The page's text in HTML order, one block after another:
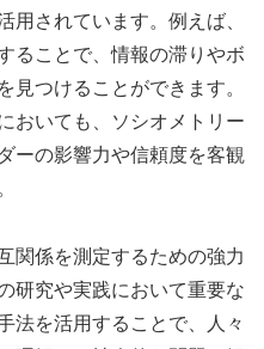
用されています。例えば、
ることで、情報の滞りやボ
見つけることができます。
おいても、ソシオメトリー
ーの影響力や信頼度を客観
関係を測定するための強力
研究や実践において重要な
法を活用することで、人々